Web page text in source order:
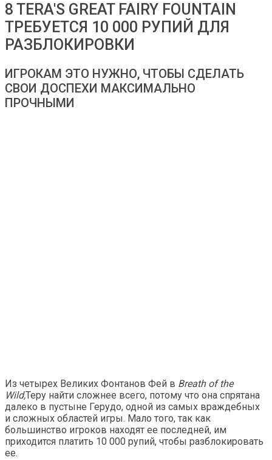
8 TERA'S GREAT FAIRY FOUNTAIN
ТРЕБУЕТСЯ 10 000 РУПИЙ ДЛЯ
РАЗБЛОКИРОВКИ
ИГРОКАМ ЭТО НУЖНО, ЧТОБЫ СДЕЛАТЬ
СВОИ ДОСПЕХИ МАКСИМАЛЬНО
ПРОЧНЫМИ
Из четырех Великих Фонтанов Фей в Breath of the
Wild,Теру найти сложнее всего, потому что она спрятана
далеко в пустыне Герудо, одной из самых враждебных
и сложных областей игры. Мало того, так как
большинство игроков находят ее последней, им
приходится платить 10 000 рупий, чтобы разблокировать
ее.